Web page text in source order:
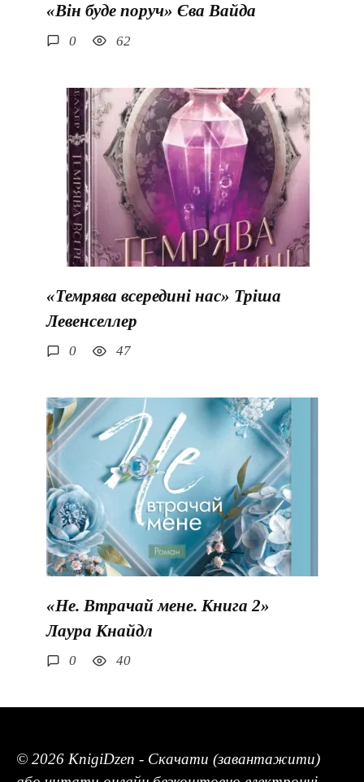
«Він буде поруч» Єва Вайда
0 62
«Темрява всередині нас» Тріша
Левенселлер
0 47
«Не. Втрачай мене. Книга 2»
Лаура Кнайдл
0 40
© 2026 KnigiDzen - Скачати (завантажити)